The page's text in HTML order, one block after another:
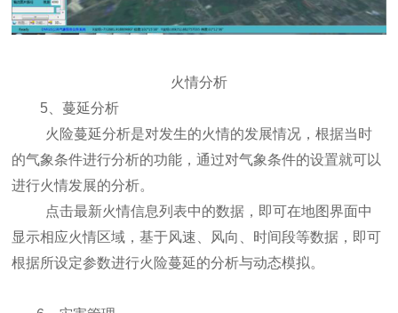
火情分析
5、蔓延分析
火险蔓延分析是对发生的火情的发展情况，根据当时
的气象条件进行分析的功能，通过对气象条件的设置就可以
进行火情发展的分析。
点击最新火情信息列表中的数据，即可在地图界面中
显示相应火情区域，基于风速、风向、时间段等数据，即可
根据所设定参数进行火险蔓延的分析与动态模拟。